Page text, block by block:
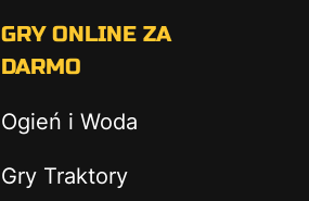
GRY ONLINE ZA
DARMO
Ogień i Woda
Gry Traktory